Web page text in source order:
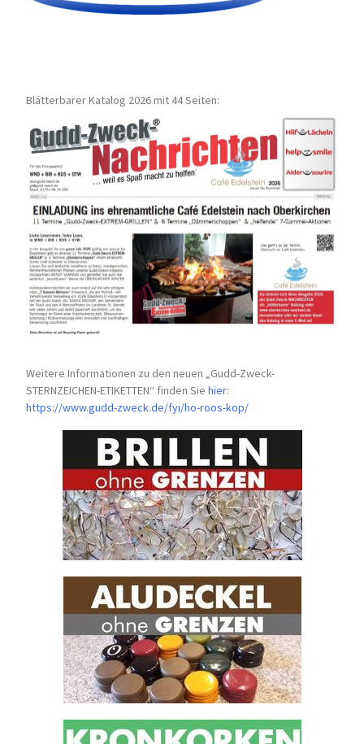
Blätterbarer Katalog 2026 mit 44 Seiten:
Weitere Informationen zu den neuen „Gudd-Zweck-
STERNZEICHEN-ETIKETTEN“ finden Siehier:
https://www.gudd-zweck.de/fyi/ho-roos-kop/